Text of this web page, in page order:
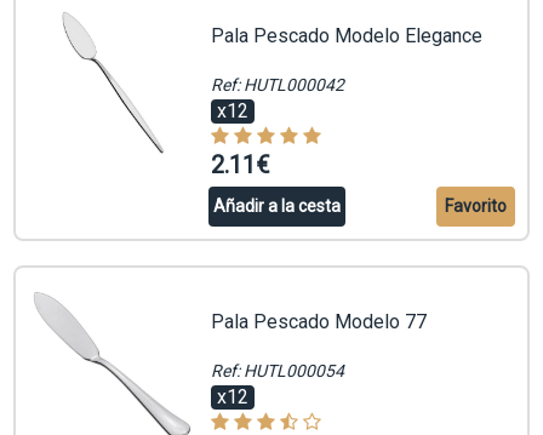
Pala Pescado Modelo Elegance
Ref: HUTL000042
x12
2.11€
Añadir a la cesta Favorito
Pala Pescado Modelo 77
Ref: HUTL000054
x12